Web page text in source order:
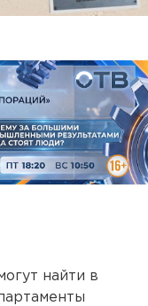
найти в